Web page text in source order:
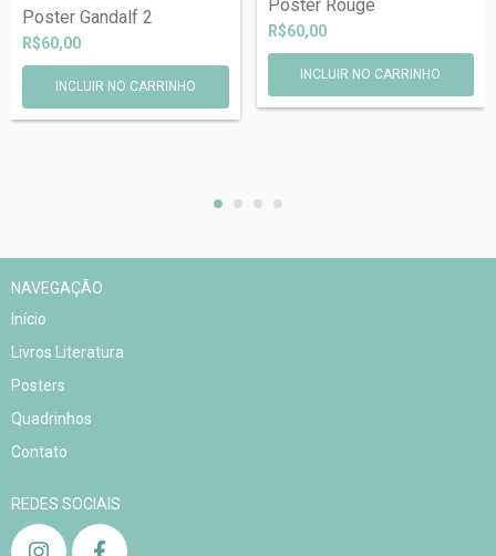
Poster Gandalf 2
R$60,00
INCLUIR NO CARRINHO
Poster Rouge
R$60,00
INCLUIR NO CARRINHO
NAVEGAÇÃO
Início
Livros Literatura
Posters
Quadrinhos
Contato
REDES SOCIAIS